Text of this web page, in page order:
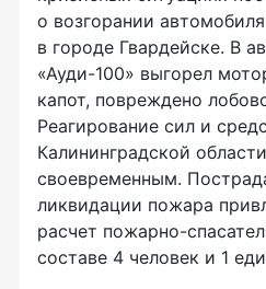
о возгорании
в городе Гвардейске. В
«Ауди-100» выгорел
капот, повреждено
Реагирование сил и
Калининградской
своевременным.
ликвидации пожара
расчет пожарно-
составе 4 человек и 1